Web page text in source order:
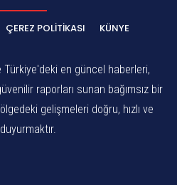
ÇEREZ POLITIKASI KÜNYE
en güncel haberleri,
raporları sunan bağımsız bir
gelişmeleri doğru, hızlı ve